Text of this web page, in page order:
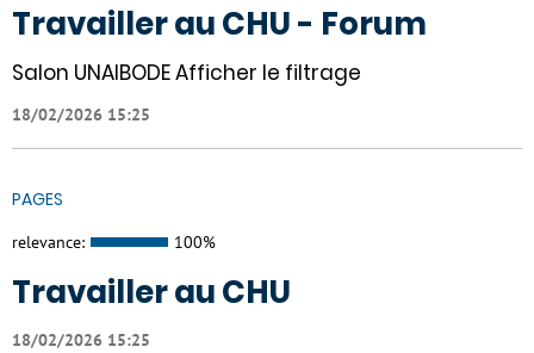
Travailler au CHU - Forum
Salon UNAIBODE Afficher le filtrage
18/02/2026 15:25
PAGES
relevance: 100%
Travailler au CHU
18/02/2026 15:25